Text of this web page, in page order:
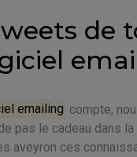
de
emailing compte,
pas le cadeau dans la
aveyron ces